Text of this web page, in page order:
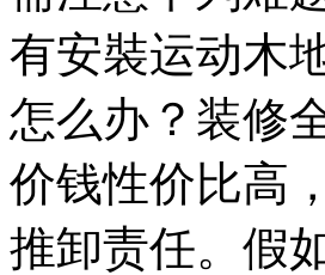
有安裝运动木
怎么办？装修
价钱性价比高
推卸责任。假